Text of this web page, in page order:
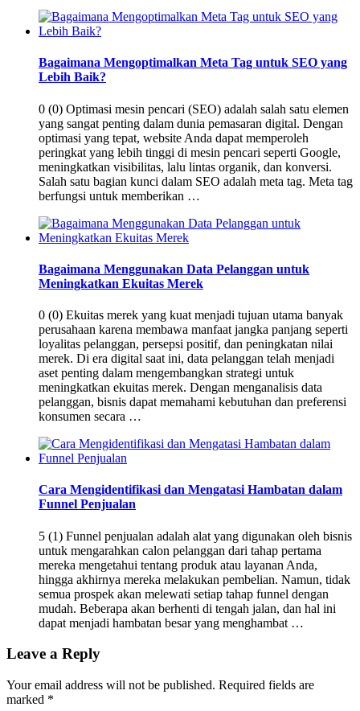
Bagaimana Mengoptimalkan Meta Tag untuk SEO yang
Lebih Baik?
0 (0) Optimasi mesin pencari (SEO) adalah salah satu elemen
yang sangat penting dalam dunia pemasaran digital. Dengan
optimasi yang tepat, website Anda dapat memperoleh
peringkat yang lebih tinggi di mesin pencari seperti Google,
meningkatkan visibilitas, lalu lintas organik, dan konversi.
Salah satu bagian kunci dalam SEO adalah meta tag. Meta tag
berfungsi untuk memberikan …
Bagaimana Menggunakan Data Pelanggan untuk
Meningkatkan Ekuitas Merek
0 (0) Ekuitas merek yang kuat menjadi tujuan utama banyak
perusahaan karena membawa manfaat jangka panjang seperti
loyalitas pelanggan, persepsi positif, dan peningkatan nilai
merek. Di era digital saat ini, data pelanggan telah menjadi
aset penting dalam mengembangkan strategi untuk
meningkatkan ekuitas merek. Dengan menganalisis data
pelanggan, bisnis dapat memahami kebutuhan dan preferensi
konsumen secara …
Cara Mengidentifikasi dan Mengatasi Hambatan dalam
Funnel Penjualan
5 (1) Funnel penjualan adalah alat yang digunakan oleh bisnis
untuk mengarahkan calon pelanggan dari tahap pertama
mereka mengetahui tentang produk atau layanan Anda,
hingga akhirnya mereka melakukan pembelian. Namun, tidak
semua prospek akan melewati setiap tahap funnel dengan
mudah. Beberapa akan berhenti di tengah jalan, dan hal ini
dapat menjadi hambatan besar yang menghambat …
Leave a Reply
Your email address will not be published. Required fields are
marked *